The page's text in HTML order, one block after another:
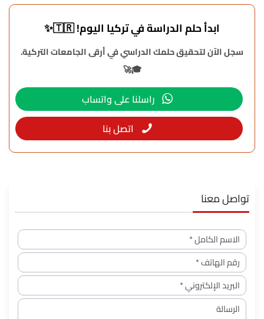
ابدأ حلم الدراسة في تركيا اليوم! 🇹🇷✨
سجل الآن لتحقيق حلمك الدراسي في أرقى الجامعات التركية.
🎓🚀
راسلنا على واتساب
اتصل بنا
تواصل معنا